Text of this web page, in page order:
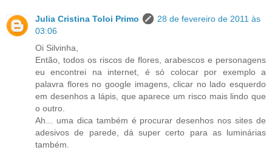
Julia Cristina Toloi Primo
28 de fevereiro de 2011 às
03:06
Oi Silvinha,
Então, todos os riscos de flores, arabescos e personagens
eu encontrei na internet, é só colocar por exemplo a
palavra flores no google imagens, clicar no lado esquerdo
em desenhos a lápis, que aparece um risco mais lindo que
o outro.
Ah... uma dica também é procurar desenhos nos sites de
adesivos de parede, dá super certo para as luminárias
também.